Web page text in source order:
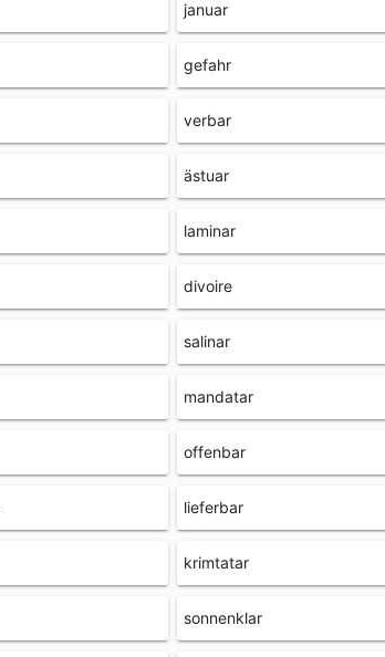
januar
gefahr
verbar
ästuar
laminar
divoire
salinar
mandatar
offenbar
lieferbar
krimtatar
sonnenklar